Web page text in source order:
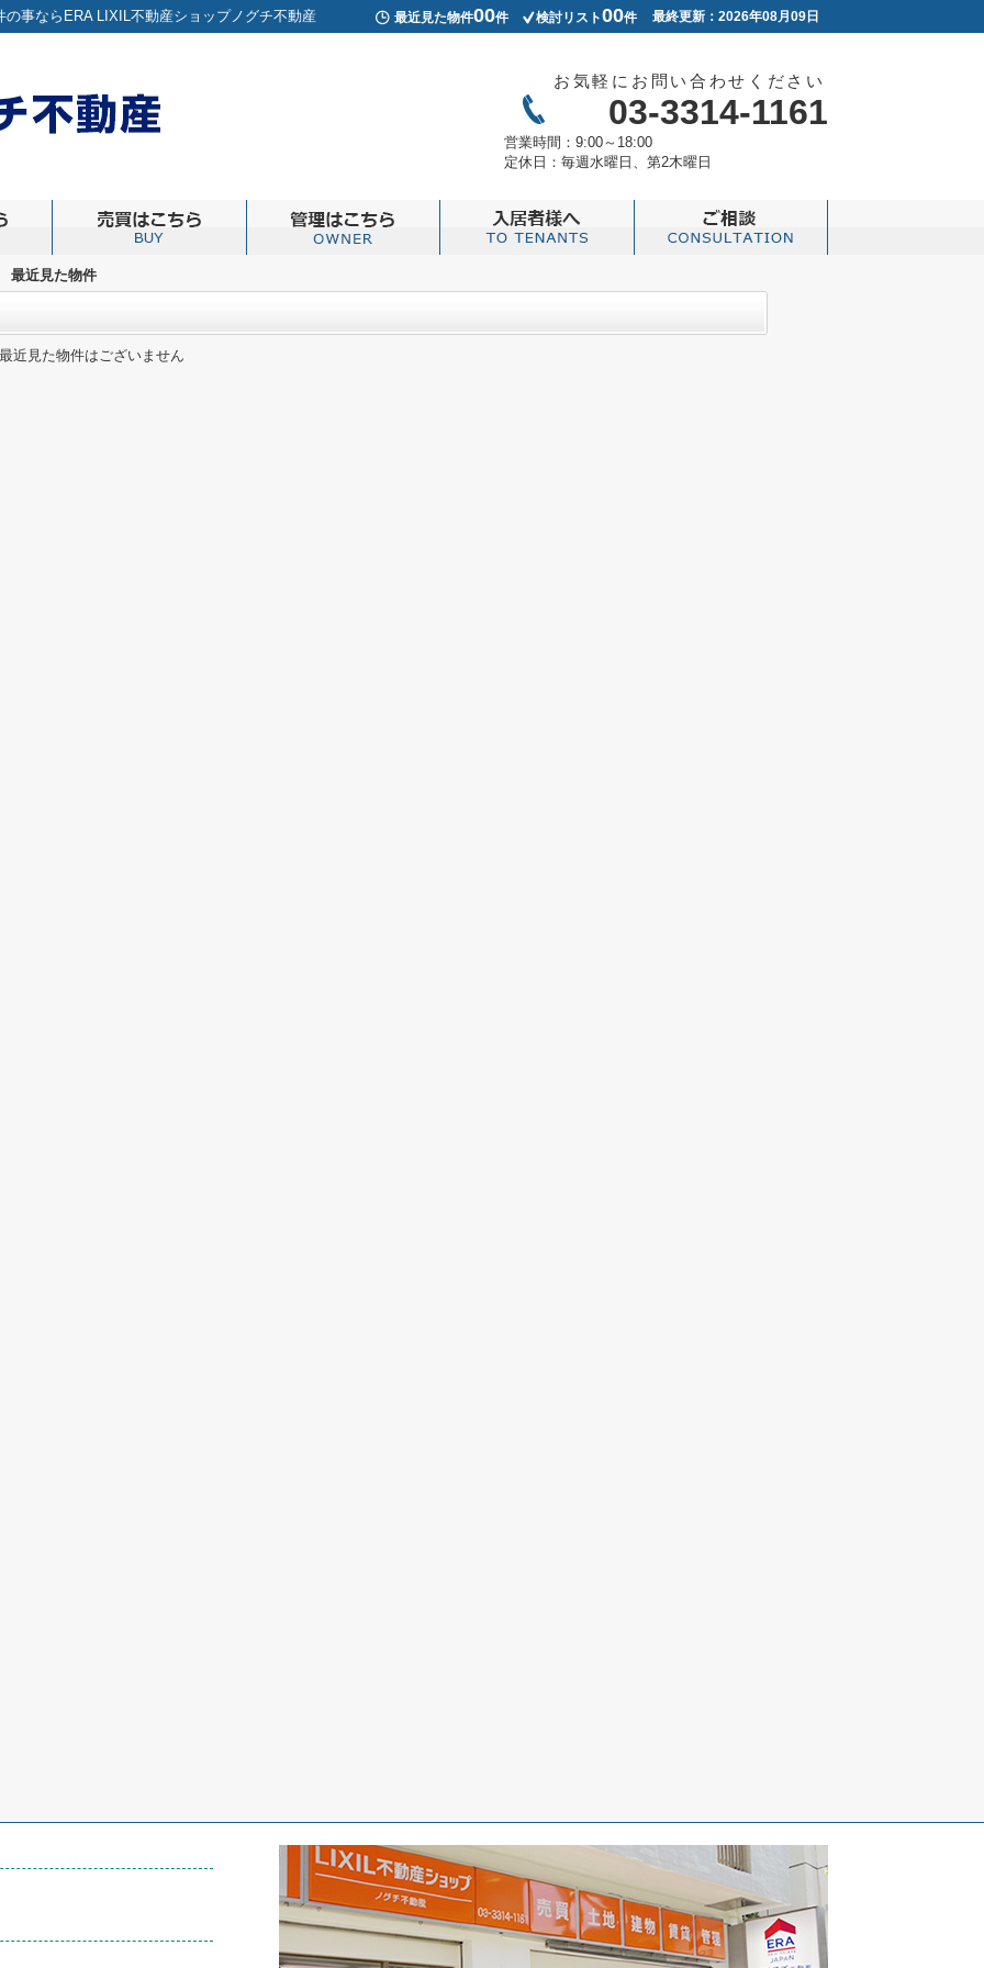
事ならERA LIXIL不動産ショップノグチ不動産 最近見た物件00件 検討リスト00件 最終更新：2026年08月09日
お気軽にお問い合わせください
03-3314-1161
営業時間： 9:00～18:00
定休日： 毎週水曜日、第2木曜日
最近見た物件
最近見た物件はございません